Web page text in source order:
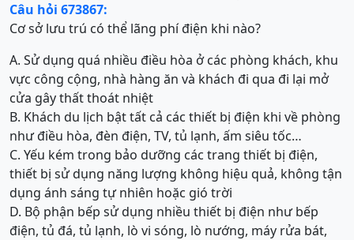
Câu hỏi 673867:
Cơ sở lưu trú có thể lãng phí điện khi nào?
A. Sử dụng quá nhiều điều hòa ở các phòng khách, khu
vực công cộng, nhà hàng ăn và khách đi qua đi lại mở
cửa gây thất thoát nhiệt
B. Khách du lịch bật tất cả các thiết bị điện khi về phòng
như điều hòa, đèn điện, TV, tủ lạnh, ấm siêu tốc…
C. Yếu kém trong bảo dưỡng các trang thiết bị điện,
thiết bị sử dụng năng lượng không hiệu quả, không tận
dụng ánh sáng tự nhiên hoặc gió trời
D. Bộ phận bếp sử dụng nhiều thiết bị điện như bếp
điện, tủ đá, tủ lạnh, lò vi sóng, lò nướng, máy rửa bát,